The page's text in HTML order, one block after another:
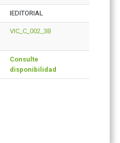
IEDITORIAL
VIC_C_002_3B
Consulte
disponibilidad